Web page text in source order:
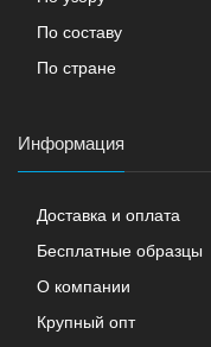
По составу
По стране
Информация
Доставка и оплата
Бесплатные образцы
О компании
Крупный опт